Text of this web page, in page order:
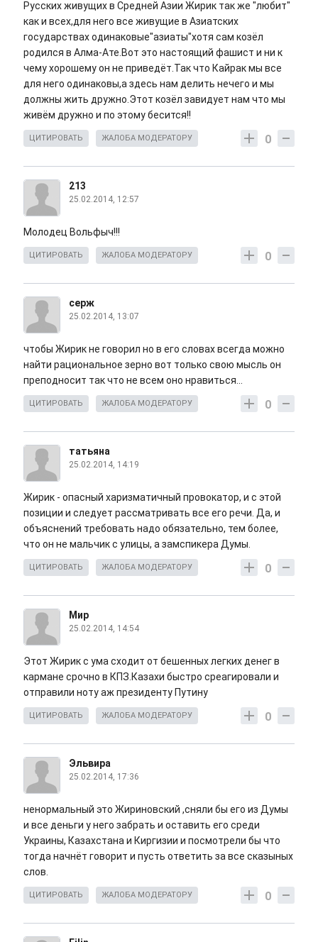
Русских живущих в Средней Азии Жирик так же "любит"
как и всех,для него все живущие в Азиатских
государствах одинаковые"азиаты"хотя сам козёл
родился в Алма-Ате.Вот это настоящий фашист и ни к
чему хорошему он не приведёт.Так что Кайрак мы все
для него одинаковы,а здесь нам делить нечего и мы
должны жить дружно.Этот козёл завидует нам что мы
живём дружно и по этому бесится!!
0
ЦИТИРОВАТЬ ЖАЛОБА МОДЕРАТОРУ
213
25.02.2014, 12:57
Молодец Вольфыч!!!
0
ЦИТИРОВАТЬ ЖАЛОБА МОДЕРАТОРУ
серж
25.02.2014, 13:07
чтобы Жирик не говорил но в его словах всегда можно
найти рациональное зерно вот только свою мысль он
преподносит так что не всем оно нравиться...
0
ЦИТИРОВАТЬ ЖАЛОБА МОДЕРАТОРУ
татьяна
25.02.2014, 14:19
Жирик - опасный харизматичный провокатор, и с этой
позиции и следует рассматривать все его речи. Да, и
объяснений требовать надо обязательно, тем более,
что он не мальчик с улицы, а замспикера Думы.
0
ЦИТИРОВАТЬ ЖАЛОБА МОДЕРАТОРУ
Мир
25.02.2014, 14:54
Этот Жирик с ума сходит от бешенных легких денег в
кармане срочно в КПЗ.Казахи быстро среагировали и
отправили ноту аж президенту Путину
0
ЦИТИРОВАТЬ ЖАЛОБА МОДЕРАТОРУ
Эльвира
25.02.2014, 17:36
ненормальный это Жириновский ,сняли бы его из Думы
и все деньги у него забрать и оставить его среди
Украины, Казахстана и Киргизии и посмотрели бы что
тогда начнёт говорит и пусть ответить за все сказыных
слов.
0
ЦИТИРОВАТЬ ЖАЛОБА МОДЕРАТОРУ